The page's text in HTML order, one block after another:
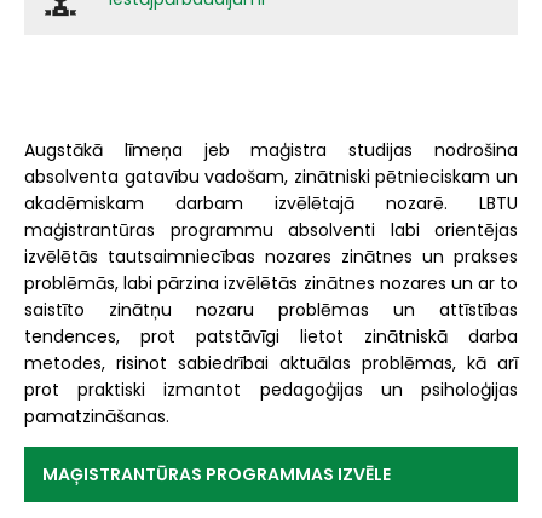
Augstākā līmeņa jeb maģistra studijas nodrošina
absolventa gatavību vadošam, zinātniski pētnieciskam un
akadēmiskam darbam izvēlētajā nozarē. LBTU
maģistrantūras programmu absolventi labi orientējas
izvēlētās tautsaimniecības nozares zinātnes un prakses
problēmās, labi pārzina izvēlētās zinātnes nozares un ar to
saistīto zinātņu nozaru problēmas un attīstības
tendences, prot patstāvīgi lietot zinātniskā darba
metodes, risinot sabiedrībai aktuālas problēmas, kā arī
prot praktiski izmantot pedagoģijas un psiholoģijas
pamatzināšanas.
MAĢISTRANTŪRAS PROGRAMMAS IZVĒLE